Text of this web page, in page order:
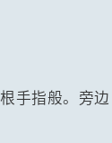
手指般。旁边